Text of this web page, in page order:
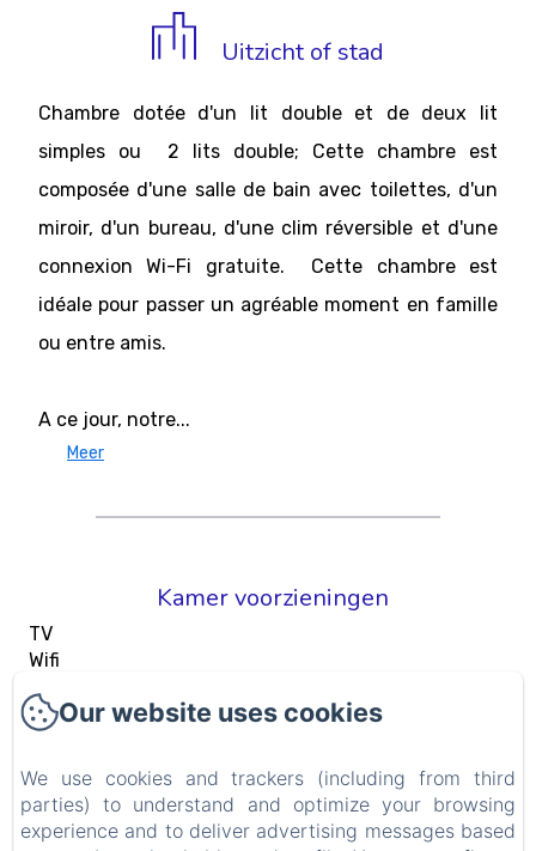
Uitzicht of stad
Chambre dotée d'un lit double et de deux lit
simples ou 2 lits double; Cette chambre est
composée d'une salle de bain avec toilettes, d'un
miroir, d'un bureau, d'une clim réversible et d'une
connexion Wi-Fi gratuite. Cette chambre est
idéale pour passer un agréable moment en famille
ou entre amis.
A ce jour, notre...
Meer
Kamer voorzieningen
TV
Wifi
Airconditioning
Bureau
Bad
Bekijk alle voorzieningen
Our website uses cookies
We use cookies and trackers (including from third
parties) to understand and optimize your browsing
experience and to deliver advertising messages based